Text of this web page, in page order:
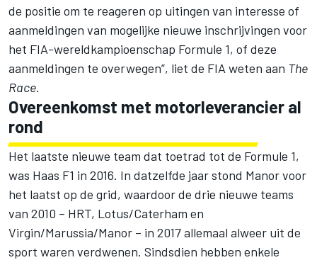
de positie om te reageren op uitingen van interesse of
aanmeldingen van mogelijke nieuwe inschrijvingen voor
het FIA-wereldkampioenschap Formule 1, of deze
aanmeldingen te overwegen”, liet de FIA weten aan The
Race.
Overeenkomst met motorleverancier al
rond
Het laatste nieuwe team dat toetrad tot de Formule 1,
was Haas F1 in 2016. In datzelfde jaar stond Manor voor
het laatst op de grid, waardoor de drie nieuwe teams
van 2010 – HRT, Lotus/Caterham en
Virgin/Marussia/Manor – in 2017 allemaal alweer uit de
sport waren verdwenen. Sindsdien hebben enkele